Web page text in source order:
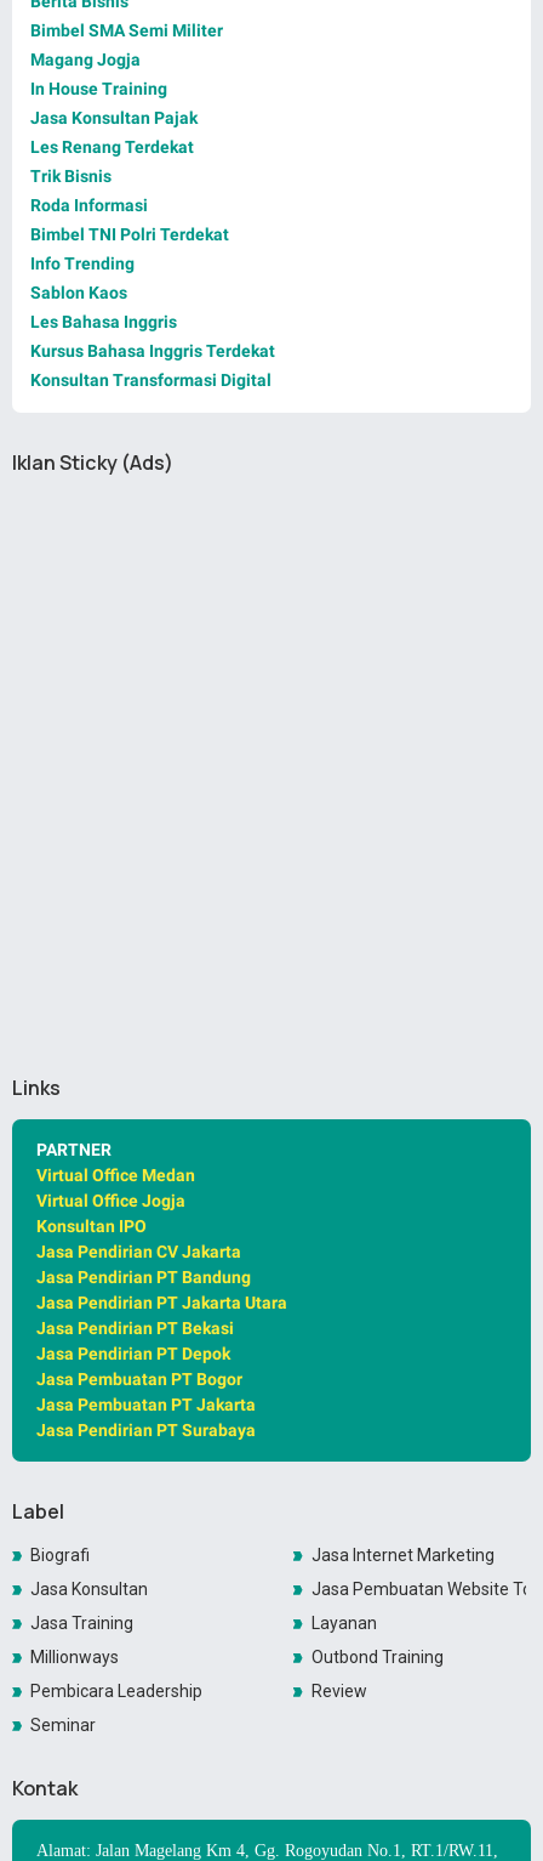
Bimbel SMA Semi Militer
Magang Jogja
In House Training
Jasa Konsultan Pajak
Les Renang Terdekat
Trik Bisnis
Roda Informasi
Bimbel TNI Polri Terdekat
Info Trending
Sablon Kaos
Les Bahasa Inggris
Kursus Bahasa Inggris Terdekat
Konsultan Transformasi Digital
Iklan Sticky (Ads)
Links
PARTNER
Virtual Office Medan
Virtual Office Jogja
Konsultan IPO
Jasa Pendirian CV Jakarta
Jasa Pendirian PT Bandung
Jasa Pendirian PT Jakarta Utara
Jasa Pendirian PT Bekasi
Jasa Pendirian PT Depok
Jasa Pembuatan PT Bogor
Jasa Pembuatan PT Jakarta
Jasa Pendirian PT Surabaya
Label
Biografi
Jasa Internet Marketing
Jasa Konsultan
Jasa Pembuatan Website
Jasa Training
Layanan
Millionways
Outbond Training
Pembicara Leadership
Review
Seminar
Kontak
Alamat: Jalan Magelang Km 4, Gg. Rogoyudan No.1, RT.1/RW.11,